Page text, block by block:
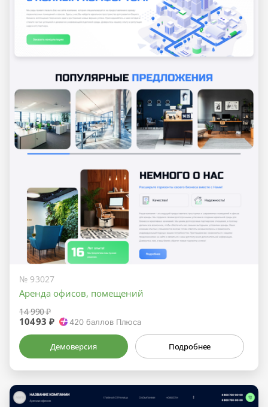
№ 93027
Аренда офисов, помещений
14 990 ₽
10493 ₽ 420 баллов Плюса
Демоверсия Подробнее